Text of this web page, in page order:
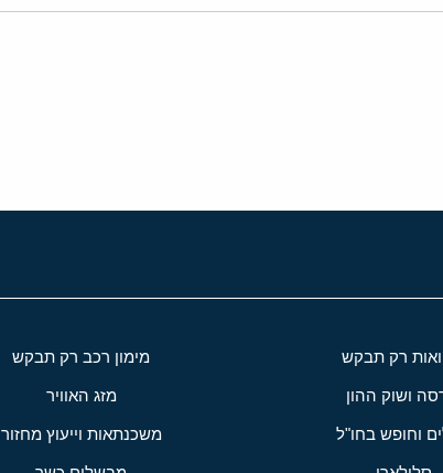
רק תבקש מימון רכב רק תבקש
ושוק ההון מזג האוויר
וחופש בחו"ל משכנתאות וייעוץ מחזור